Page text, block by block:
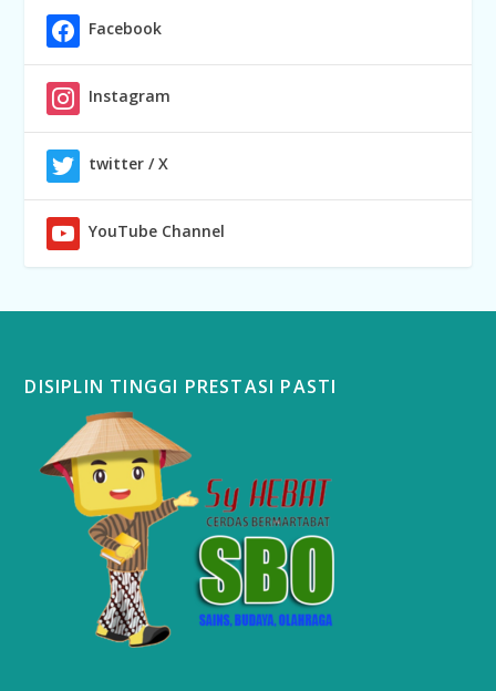
Facebook
Instagram
twitter / X
YouTube Channel
DISIPLIN TINGGI PRESTASI PASTI